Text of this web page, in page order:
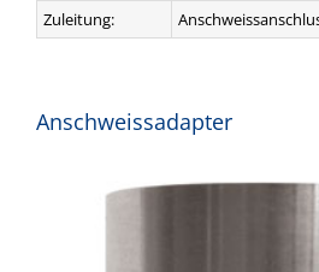
Zuleitung:
Anschweissadapter